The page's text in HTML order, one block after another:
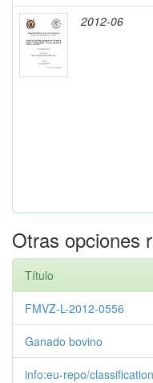
2012-06
Otras opciones
Título
FMVZ-L-2012-0556
Ganado bovino
info:eu-repo/